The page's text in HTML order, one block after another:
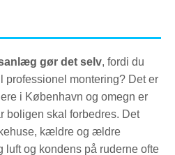
gør det selv, fordi du
professionel montering? Det er
i København og omegn er
boligen skal forbedres. Det
kældre og ældre
luft og kondens på ruderne ofte